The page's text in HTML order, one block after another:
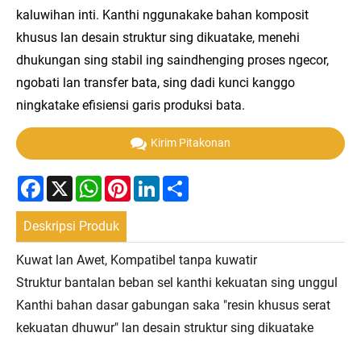
kaluwihan inti. Kanthi nggunakake bahan komposit
khusus lan desain struktur sing dikuatake, menehi
dhukungan sing stabil ing saindhenging proses ngecor,
ngobati lan transfer bata, sing dadi kunci kanggo
ningkatake efisiensi garis produksi bata.
Kirim Pitakonan
Facebook
X WhatsAppPinterestLinkedIn
Deskripsi Produk
Kuwat lan Awet, Kompatibel tanpa kuwatir
Struktur bantalan beban sel kanthi kekuatan sing unggul
Kanthi bahan dasar gabungan saka "resin khusus serat
kekuatan dhuwur" lan desain struktur sing dikuatake